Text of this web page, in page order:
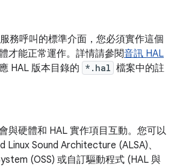
務呼叫的標準介面，您必須實作這個
才能正常運作。詳情請參閱音訊 HAL
HAL 版本目錄的 *.hal 檔案中的註
與硬體和 HAL 實作項目互動。您可以
Linux Sound Architecture (ALSA)、
(OSS) 或自訂驅動程式 (HAL 與